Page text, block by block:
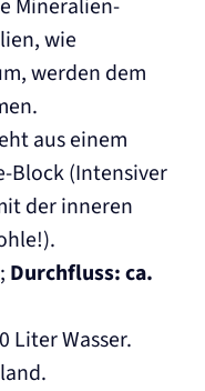
Mineralien-
wie
werden dem
aus einem
Block (Intensiver
der inneren
Durchfluss: ca.
Liter Wasser.